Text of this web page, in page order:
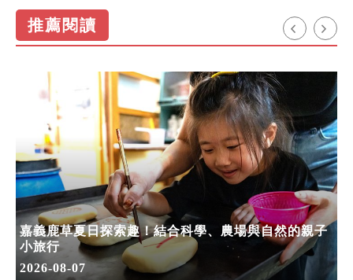
推薦閱讀
嘉義鹿草夏日探索趣！結合科學、農場與自然的親子
小旅行
2026-08-07